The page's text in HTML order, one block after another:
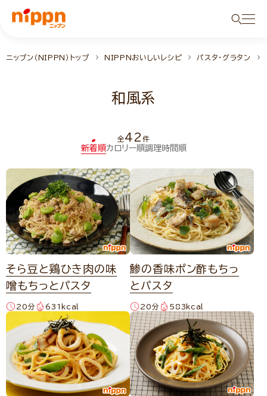
ニップン（NIPPN）トップ NIPPNおいしいレシピ パスタ・グラタン
和風系
全42 件
新着順カロリー順調理時間順
そら豆と鶏ひき肉の味
噌もちっとパスタ
20分 631kcal
鯵の香味ポン酢もちっ
とパスタ
20分 583kcal